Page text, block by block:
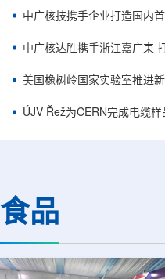
东、天津、上海、河北、四川
南、辽宁等地相关单位。备案
中广核技携手企业打造国内
中广核达胜携手浙江嘉广束
美国橡树岭国家实验室推进
ÚJV Řež为CERN完成电缆
食品